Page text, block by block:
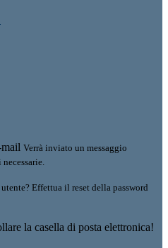
Verrà inviato un messaggio
Effettua il reset della password
la casella di posta elettronica!